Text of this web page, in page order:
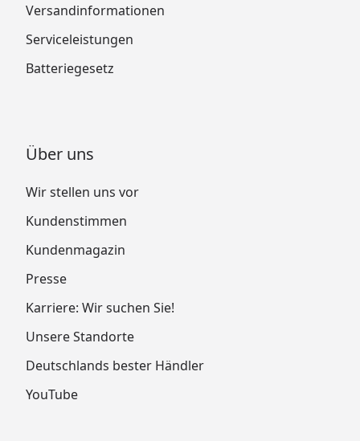
Versandinformationen
Serviceleistungen
Batteriegesetz
Über uns
Wir stellen uns vor
Kundenstimmen
Kundenmagazin
Presse
Karriere: Wir suchen Sie!
Unsere Standorte
Deutschlands bester Händler
YouTube